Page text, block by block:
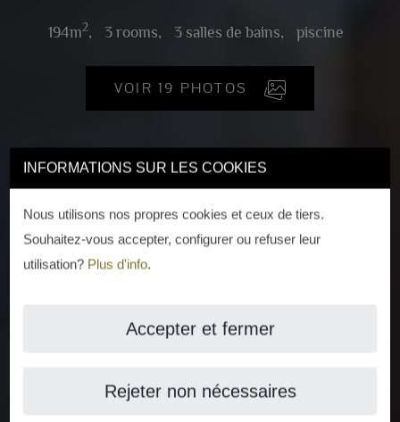
INFORMATIONS SUR LES COOKIES
Nous utilisons nos propres cookies et ceux de tiers.
Souhaitez-vous accepter, configurer ou refuser leur
utilisation? Plus d'info.
Accepter et fermer
Rejeter non nécessaires
194m2, 3 rooms, 3 salles de bains, piscine
VOIR 19 PHOTOS